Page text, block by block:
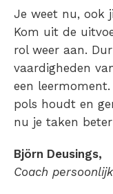
Je weet nu, ook
Kom uit de
rol weer aan.
vaardigheden
een
pols houdt en
nu je taken
Björn Deusings,
Coach